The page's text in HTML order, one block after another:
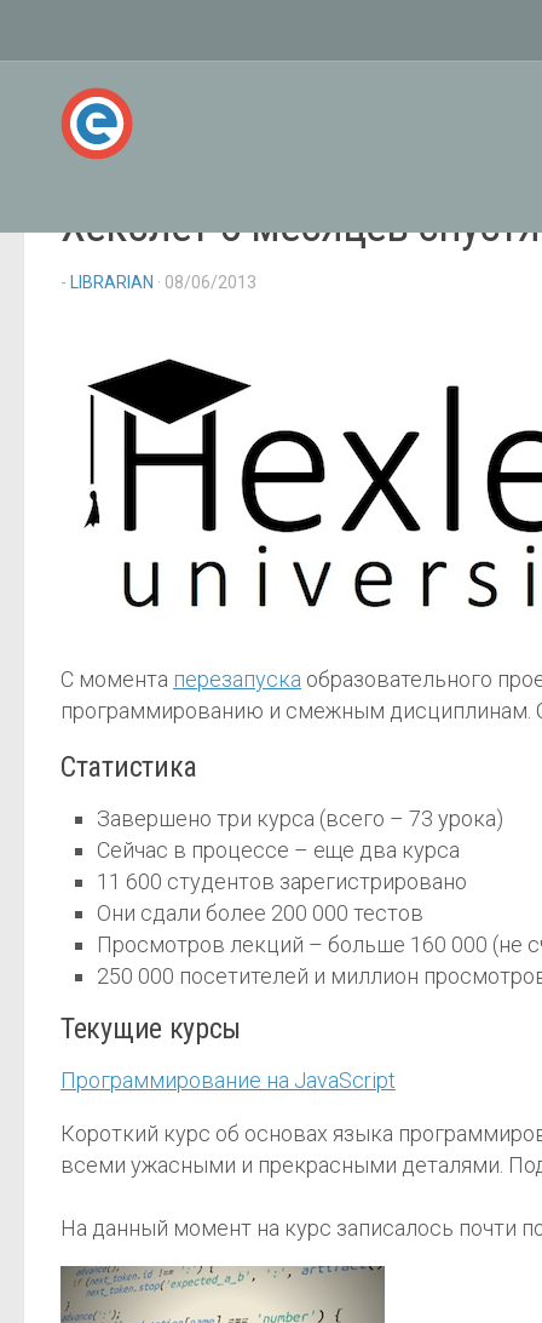
Хекслет 5 месяцев
- LIBRARIAN · 08/06/2013
С момента перезапуска образовательного
программированию и смежным дисциплинам.
Статистика
Завершено три курса (всего – 73 урока)
Сейчас в процессе – еще два курса
11 600 студентов зарегистрировано
Они сдали более 200 000 тестов
Просмотров лекций – больше 160 000 (не
250 000 посетителей и миллион
Текущие курсы
Программирование на JavaScript
Короткий курс об основах языка
всеми ужасными и прекрасными деталями.
На данный момент на курс записалось почти